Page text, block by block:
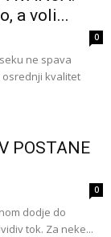
a voli...
0
ne spava
osrednji kvalitet
POSTANE
0
dodje do
tok. Za neke...